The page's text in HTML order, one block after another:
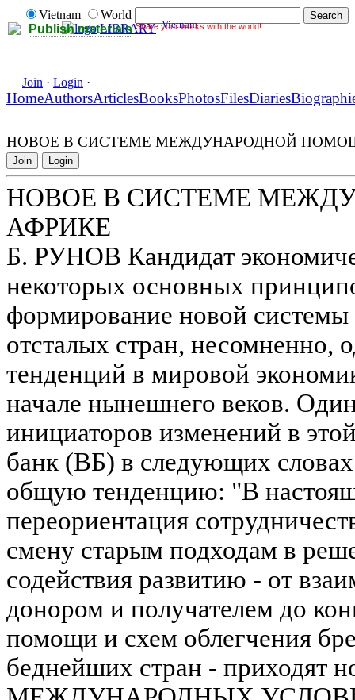
Publish materials Share your works with the world!
Vietnam
World
LIBRARY Vietnam
Join · Login ·
HomeAuthorsArticlesBooksPhotosFilesDiaries
НОВОЕ В СИСТЕМЕ МЕЖДУНАРОДНОЙ
Join Login
НОВОЕ В СИСТЕМЕ
АФРИКЕ
Б. РУНОВ Кандидат
некоторых основных
формирование новой системы
отсталых стран, несомненно,
тенденций в мировой
начале нынешнего веков.
инициаторов изменений в
банк (ВБ) в следующих словах
общую тенденцию: "В
переориентация
смену старым подходам в
содействия развитию - от
донором и получателем до
помощи и схем облегчения
беднейших стран -